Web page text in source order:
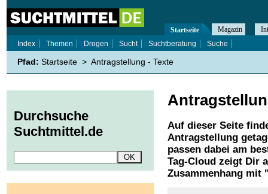
Auf dieser Seite
Antragstellung
passen dabei am
Tag-Cloud zeigt Dir
Zusammenhang mit
Startseite Magazin
Index
Themen Drogen Sucht Suchtberatung Suche
Pfad: Startseite > Antragstellung - Texte
Durchsuche
Suchtmittel.de